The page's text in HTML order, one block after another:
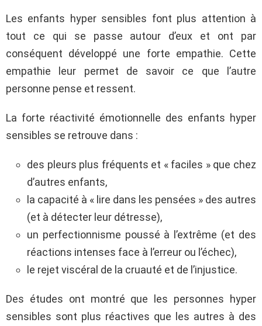
Les enfants hyper sensibles font plus attention à
tout ce qui se passe autour d’eux et ont par
conséquent développé une forte empathie. Cette
empathie leur permet de savoir ce que l’autre
personne pense et ressent.
La forte réactivité émotionnelle des enfants hyper
sensibles se retrouve dans :
des pleurs plus fréquents et « faciles » que chez
d’autres enfants,
la capacité à « lire dans les pensées » des autres
(et à détecter leur détresse),
un perfectionnisme poussé à l’extrême (et des
réactions intenses face à l’erreur ou l’échec),
le rejet viscéral de la cruauté et de l’injustice.
Des études ont montré que les personnes hyper
sensibles sont plus réactives que les autres à des